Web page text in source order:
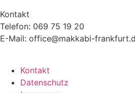
Kontakt
Telefon: 069 75 19 20
E-Mail: office@makkabi-
Kontakt
Datenschutz